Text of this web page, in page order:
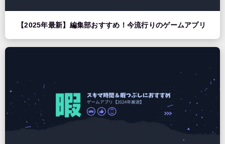
【2025年最新】編集部おすすめ！今流行りのゲームアプリ